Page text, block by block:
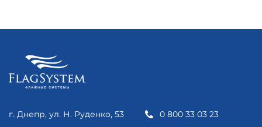
г. Днепр, ул. Н. Руденко, 53
0 800 33 03 23